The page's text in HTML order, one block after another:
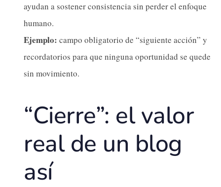
ayudan a sostener consistencia sin perder el enfoque
humano.
Ejemplo: campo obligatorio de “siguiente acción” y
recordatorios para que ninguna oportunidad se quede
sin movimiento.
“Cierre”: el valor
real de un blog
así